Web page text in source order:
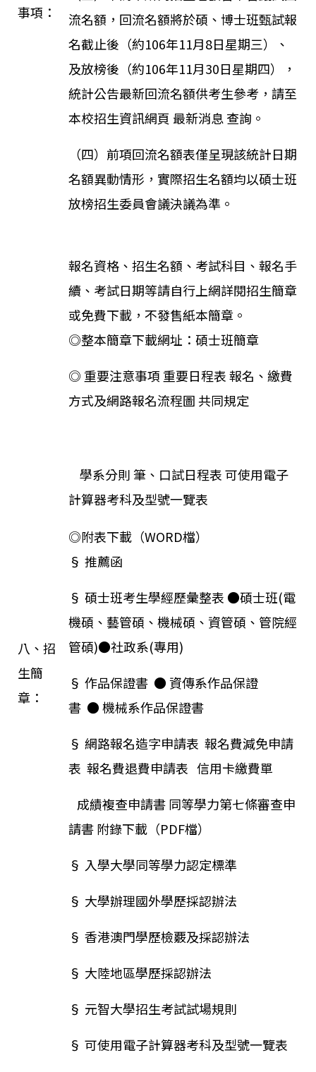
事項：
流名額，回流名額將於碩、博士班甄試報
名截止後（約106年11月8日星期三）、
及放榜後（約106年11月30日星期四），
統計公告最新回流名額供考生參考，請至
本校招生資訊網頁 最新消息 查詢。
（四）前項回流名額表僅呈現該統計日期
名額異動情形，實際招生名額均以碩士班
放榜招生委員會議決議為準。
八、招
生簡
章：
報名資格、招生名額、考試科目、報名手
續、考試日期等請自行上網詳閱招生簡章
或免費下載，不發售紙本簡章。
◎整本簡章下載網址： 碩士班簡章
◎重要注意事項重要日程表報名、繳費
方式及網路報名流程圖共同規定
學系分則筆、口試日程表可使用電子
計算器考科及型號一覽表
◎附表下載（WORD檔）
§ 推薦函
§ 碩士班考生學經歷彙整表 ●碩士班(電
機碩、藝管碩、機械碩、資管碩、管院經
管碩)●社政系(專用)
§ 作品保證書 ●資傳系作品保證
書 ●機械系作品保證書
§ 網路報名造字申請表 報名費減免申請
表 報名費退費申請表 信用卡繳費單
成績複查申請書同等學力第七條審查申
請書附錄下載（PDF檔）
§ 入學大學同等學力認定標準
§ 大學辦理國外學歷採認辦法
§ 香港澳門學歷檢覈及採認辦法
§ 大陸地區學歷採認辦法
§ 元智大學招生考試試場規則
§ 可使用電子計算器考科及型號一覽表